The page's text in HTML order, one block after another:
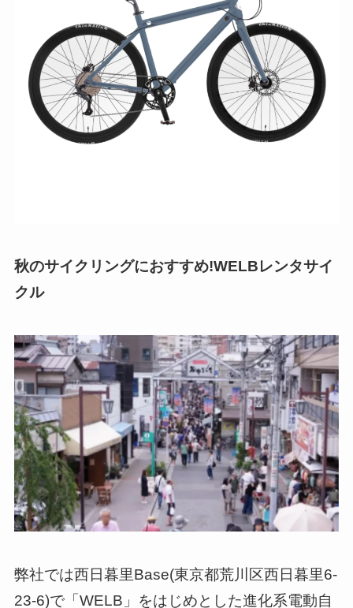
秋のサイクリングにおすすめ!WELBレンタサイ
クル
弊社では西日暮里Base(東京都荒川区西日暮里6-
23-6)で「WELB」をはじめとした進化系電動自